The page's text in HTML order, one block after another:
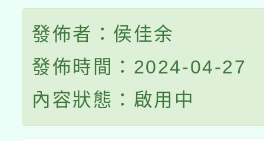
發佈者：侯佳余
發佈時間：2024-04-27
內容狀態：啟用中